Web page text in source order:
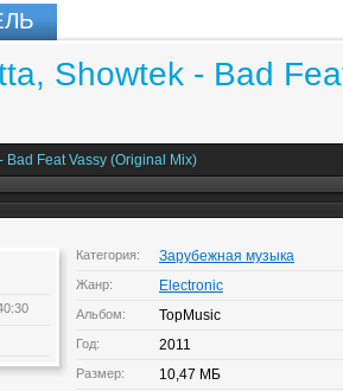
Showtek - Bad
Bad Feat Vassy (Original Mix)
Категория: Зарубежная музыка
Жанр: Electronic
Альбом: TopMusic
Год: 2011
Размер: 10,47 МБ